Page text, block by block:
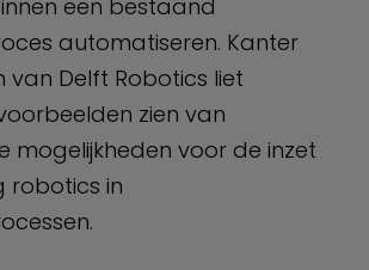
een bestaand
automatiseren. Kanter
van Delft Robotics liet
zien van
mogelijkheden voor de inzet
robotics in